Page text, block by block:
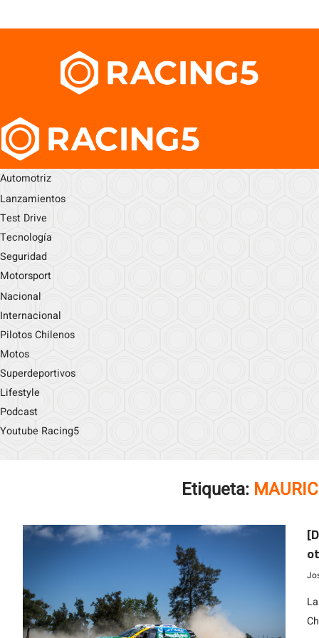
Automotriz
Lanzamientos
Test Drive
Tecnología
Seguridad
Motorsport
Nacional
Internacional
Pilotos Chilenos
Motos
Superdeportivos
Lifestyle
Podcast
Youtube Racing5
Etiqueta: